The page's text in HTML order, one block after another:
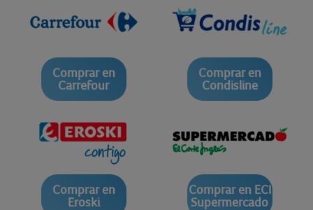
Comprar en
Carrefour
Comprar en
Condisline
Comprar en
Eroski
Comprar en ECI
Supermercado